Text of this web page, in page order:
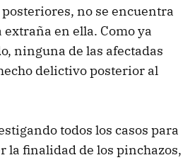
no se encuentra
en ella. Como ya
ninguna de las afectadas
delictivo posterior al
todos los casos para
la finalidad de los pinchazos,